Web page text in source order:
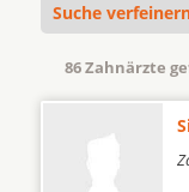
Suche
86 Zahnärzte